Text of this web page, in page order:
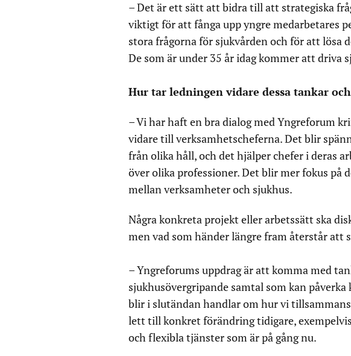
– Det är ett sätt att bidra till att strategiska
viktigt för att fånga upp yngre medarbetares
stora frågorna för sjukvården och för att lösa
De som är under 35 år idag kommer att driva
Hur tar ledningen vidare dessa tankar
– Vi har haft en bra dialog med Yngreforum
vidare till verksamhetscheferna. Det blir
från olika håll, och det hjälper chefer i deras
över olika professioner. Det blir mer fokus på
mellan verksamheter och sjukhus.
Några konkreta projekt eller arbetssätt ska
men vad som händer längre fram återstår att
– Yngreforums uppdrag är att komma med
sjukhusövergripande samtal som kan
blir i slutändan handlar om hur vi
lett till konkret förändring tidigare,
och flexibla tjänster som är på gång nu.